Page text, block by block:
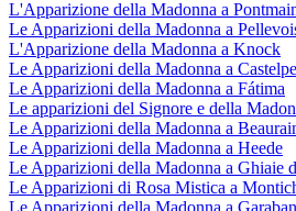
L'Apparizione della Madonna a
Le Apparizioni della Madonna a
L'Apparizione della Madonna a Knock
Le Apparizioni della Madonna a
Le Apparizioni della Madonna a Fátima
Le apparizioni del Signore e della
Le Apparizioni della Madonna a
Le Apparizioni della Madonna a Heede
Le Apparizioni della Madonna a Ghiaie
Le Apparizioni di Rosa Mistica a
Le Apparizioni della Madonna a